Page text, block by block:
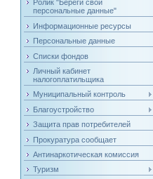
Ролик "Береги свои
персональные данные"
Информационные ресурсы
Персональные данные
Списки фондов
Личный кабинет
налогоплатильщика
Муниципальный контроль
Благоустройство
Защита прав потребителей
Прокуратура сообщает
Антинаркотическая комиссия
Туризм